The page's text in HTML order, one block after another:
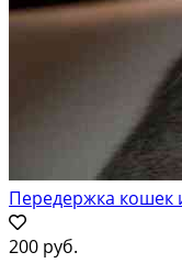
Передержка кошек
200 руб.